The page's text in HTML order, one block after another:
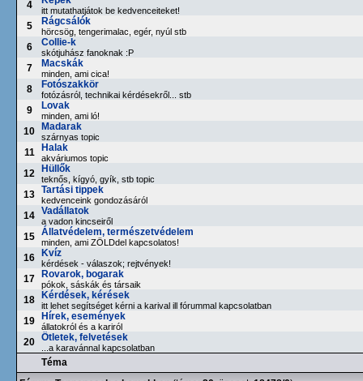
4 itt mutathatjátok be kedvenceiteket!
5 Rágcsálók
hörcsög, tengerimalac, egér, nyúl stb
6 Collie-k
skótjuhász fanoknak :P
7 Macskák
minden, ami cica!
8 Fotószakkör
fotózásról, technikai kérdésekről... stb
9 Lovak
minden, ami ló!
10 Madarak
szárnyas topic
11 Halak
akváriumos topic
12 Hüllők
teknős, kígyó, gyík, stb topic
13 Tartási tippek
kedvenceink gondozásáról
14 Vadállatok
a vadon kincseiről
15 Állatvédelem, természetvédelem
minden, ami ZÖLDdel kapcsolatos!
16 Kvíz
kérdések - válaszok; rejtvények!
17 Rovarok, bogarak
pókok, sáskák és társaik
18 Kérdések, kérések
itt lehet segítséget kérni a karival ill fórummal kapcsolatban
19 Hírek, események
állatokról és a kariról
20 Ötletek, felvetések
...a karavánnal kapcsolatban
Téma